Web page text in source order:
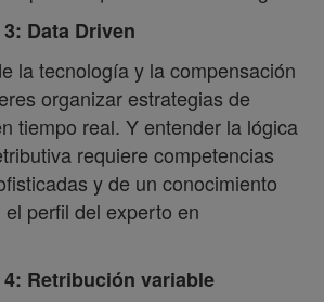
Data Driven
la tecnología y la compensación
organizar estrategias de
tiempo real. Y entender la lógica
requiere competencias
y de un conocimiento
perfil del experto en
Retribución variable